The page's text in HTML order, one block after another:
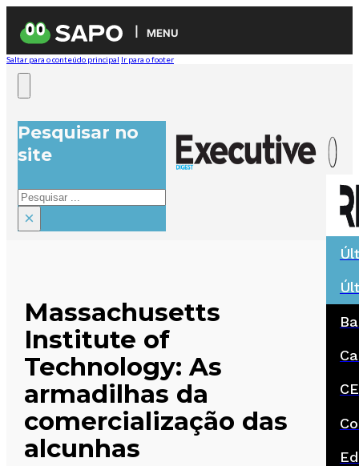
MENU
Saltar para o conteúdo principal Ir para o footer
Pesquisar no
site
Pesquisar
×
Massachusetts
Institute of
Technology: As
armadilhas da
comercialização das
alcunhas